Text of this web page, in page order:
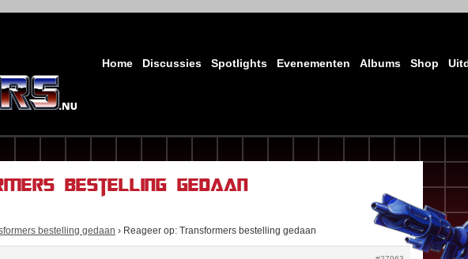
Home Discussies Spotlights Evenementen Albums Shop
bestelling gedaan
bestelling gedaan › Reageer op: Transformers bestelling gedaan